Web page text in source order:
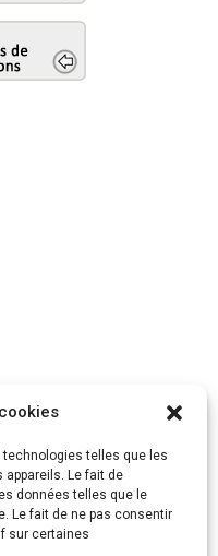
telles que les
Le fait de
données telles que le
Le fait de ne pas consentir
sur certaines